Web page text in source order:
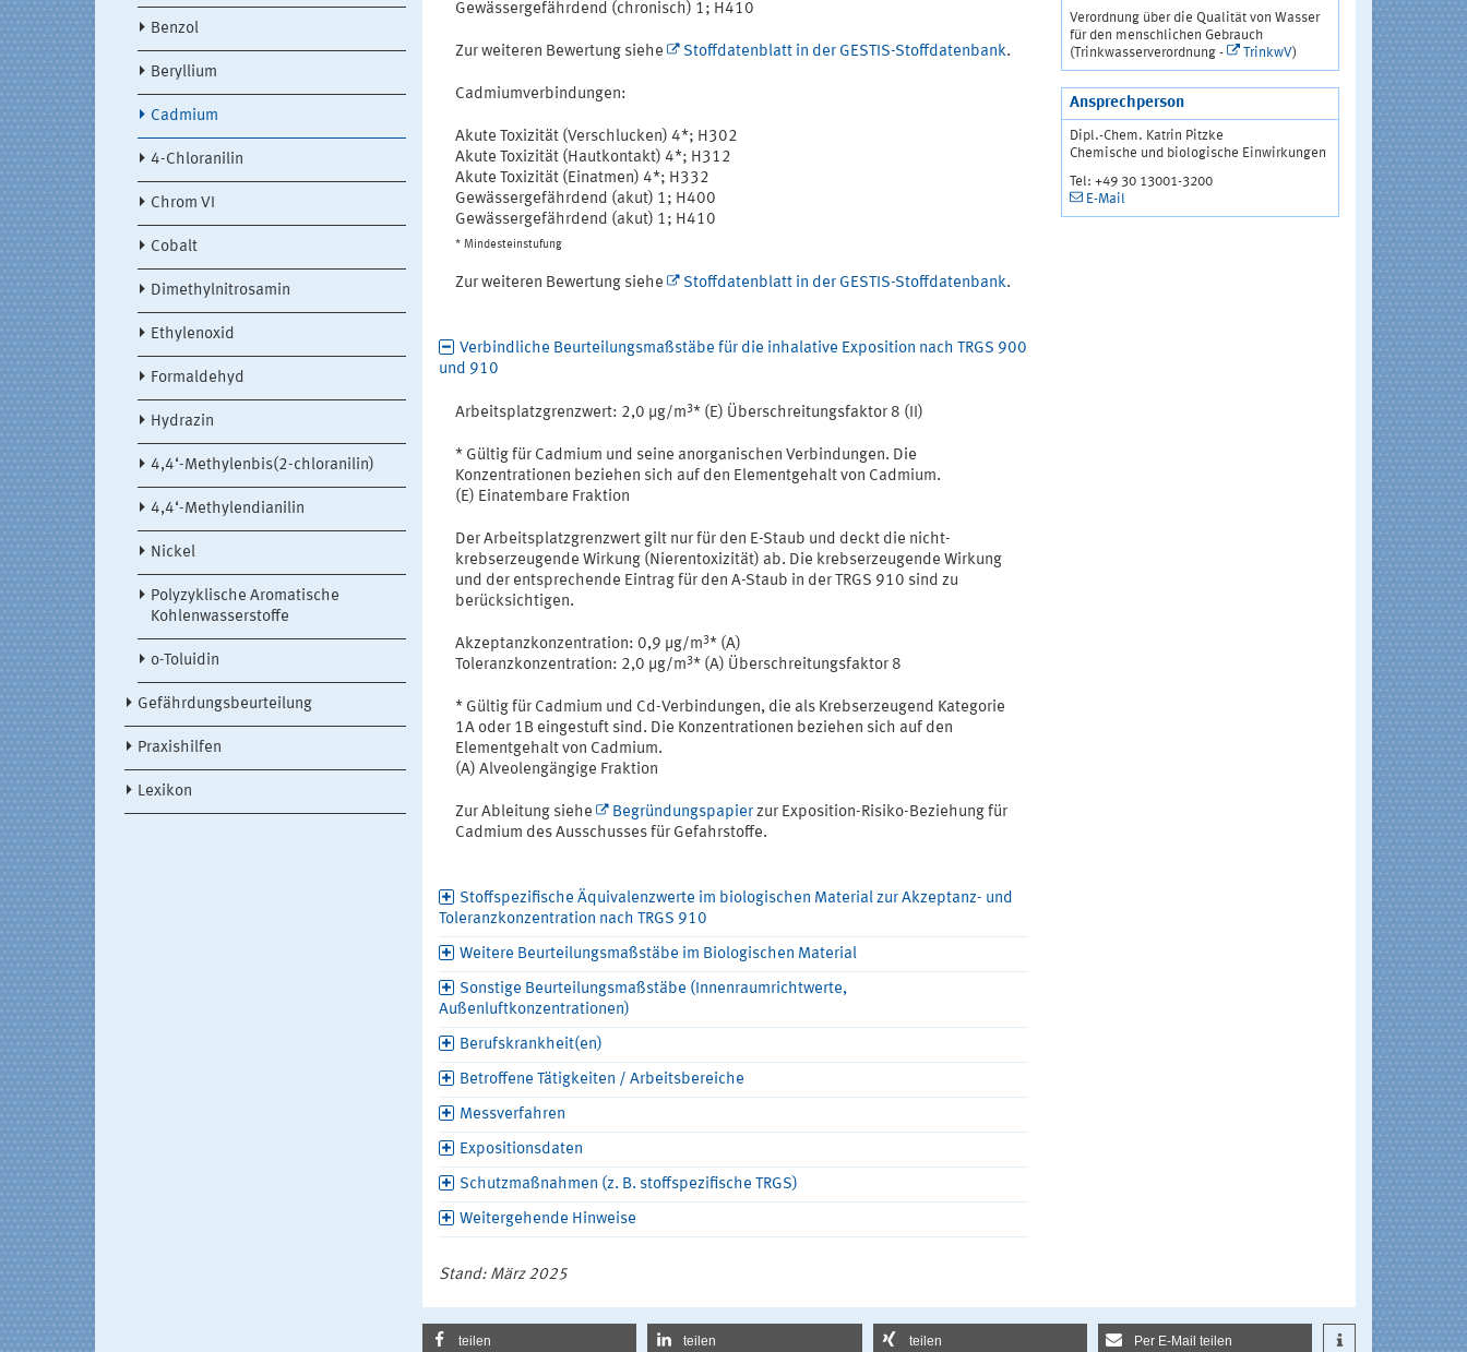
Benzol
Beryllium
Cadmium
4-Chloranilin
Chrom VI
Cobalt
Dimethylnitrosamin
Ethylenoxid
Formaldehyd
Hydrazin
4,4‘-Methylenbis(2-chloranilin)
4,4‘-Methylendianilin
Nickel
Polyzyklische Aromatische
Kohlenwasserstoffe
o-Toluidin
Gefährdungsbeurteilung
Praxishilfen
Lexikon
Gewässergefährdend (chronisch) 1; H410
Zur weiteren Bewertung siehe Stoffdatenblatt in der GESTIS-Stoffdatenbank.
Cadmiumverbindungen:
Akute Toxizität (Verschlucken) 4*; H302
Akute Toxizität (Hautkontakt) 4*; H312
Akute Toxizität (Einatmen) 4*; H332
Gewässergefährdend (akut) 1; H400
Gewässergefährdend (akut) 1; H410
* Mindesteinstufung
Zur weiteren Bewertung siehe Stoffdatenblatt in der GESTIS-Stoffdatenbank.
Verbindliche Beurteilungsmaßstäbe für die inhalative Exposition nach TRGS 900
und 910
Arbeitsplatzgrenzwert: 2,0 µg/m3* (E) Überschreitungsfaktor 8 (II)
* Gültig für Cadmium und seine anorganischen Verbindungen. Die
Konzentrationen beziehen sich auf den Elementgehalt von Cadmium.
(E) Einatembare Fraktion
Der Arbeitsplatzgrenzwert gilt nur für den E-Staub und deckt die nicht-
krebserzeugende Wirkung (Nierentoxizität) ab. Die krebserzeugende Wirkung
und der entsprechende Eintrag für den A-Staub in der TRGS 910 sind zu
berücksichtigen.
Akzeptanzkonzentration: 0,9 µg/m3* (A)
Toleranzkonzentration: 2,0 µg/m3* (A) Überschreitungsfaktor 8
* Gültig für Cadmium und Cd-Verbindungen, die als Krebserzeugend Kategorie
1A oder 1B eingestuft sind. Die Konzentrationen beziehen sich auf den
Elementgehalt von Cadmium.
(A) Alveolengängige Fraktion
Zur Ableitung siehe Begründungspapier zur Exposition-Risiko-Beziehung für
Cadmium des Ausschusses für Gefahrstoffe.
Stoffspezifische Äquivalenzwerte im biologischen Material zur Akzeptanz- und
Toleranzkonzentration nach TRGS 910
Weitere Beurteilungsmaßstäbe im Biologischen Material
Sonstige Beurteilungsmaßstäbe (Innenraumrichtwerte,
Außenluftkonzentrationen)
Berufskrankheit(en)
Betroffene Tätigkeiten / Arbeitsbereiche
Messverfahren
Expositionsdaten
Schutzmaßnahmen (z. B. stoffspezifische TRGS)
Weitergehende Hinweise
Stand: März 2025
Verordnung über die Qualität von Wasser
für den menschlichen Gebrauch
(Trinkwasserverordnung -
TrinkwV)
Ansprechperson
Dipl.-Chem. Katrin Pitzke
Chemische und biologische Einwirkungen
Tel: +49 30 13001-3200
E-Mail
teilen teilen teilen Per E-Mail teilen